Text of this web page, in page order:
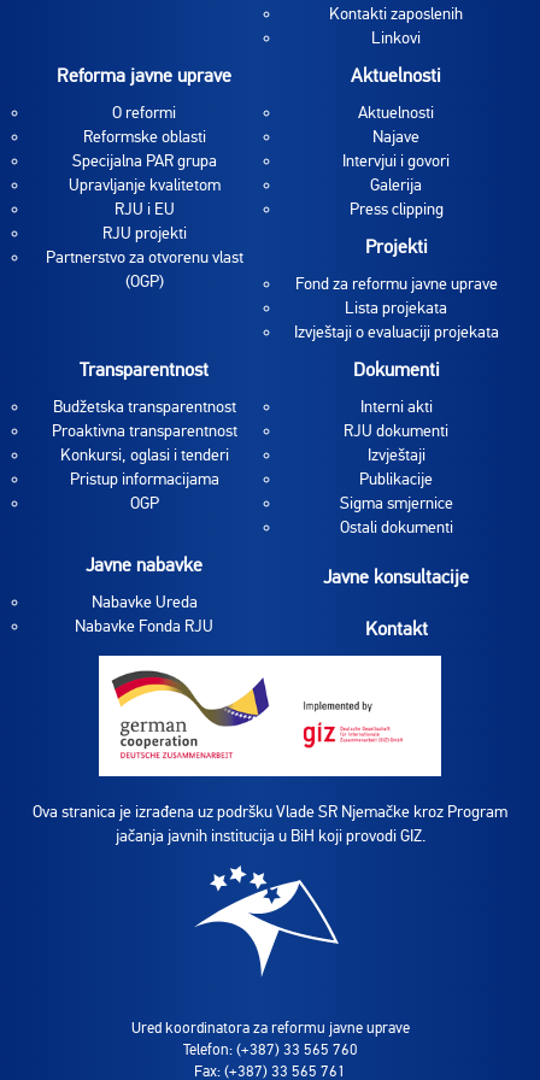
Kontakti zaposlenih
Linkovi
Reforma javne uprave
O reformi
Reformske oblasti
Specijalna PAR grupa
Upravljanje kvalitetom
RJU i EU
RJU projekti
Partnerstvo za otvorenu vlast
(OGP)
Aktuelnosti
Aktuelnosti
Najave
Intervjui i govori
Galerija
Press clipping
Projekti
Fond za reformu javne uprave
Lista projekata
Izvještaji o evaluaciji projekata
Transparentnost
Budžetska transparentnost
Proaktivna transparentnost
Konkursi, oglasi i tenderi
Pristup informacijama
OGP
Dokumenti
Interni akti
RJU dokumenti
Izvještaji
Publikacije
Sigma smjernice
Ostali dokumenti
Javne nabavke
Nabavke Ureda
Nabavke Fonda RJU
Javne konsultacije
Kontakt
Ova stranica je izrađena uz podršku Vlade SR Njemačke kroz Program
jačanja javnih institucija u BiH koji provodi GIZ.
Ured koordinatora za reformu javne uprave
Telefon: (+387) 33 565 760
Fax: (+387) 33 565 761